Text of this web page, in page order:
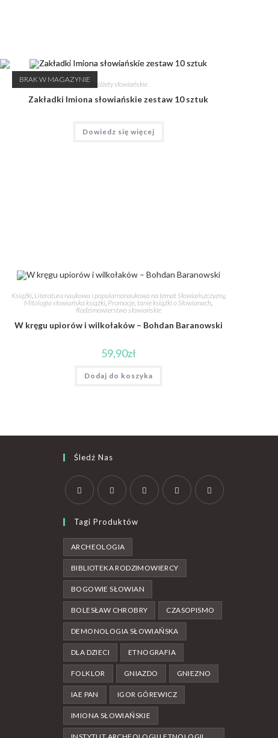
BRAK W MAGAZYNIE
Gadżety słowiańskie
Zakładki Imiona słowiańskie zestaw 10 sztuk
Dowiedz się więcej
Książki, Literatura naukowa i popularnonaukowa na temat Słowiańszczyzny,
Mitologia słowiańska książki Promocje, tanie książki o Słowianach
Rodzimowierstwo słowiańskie
W kręgu upiorów i wilkołaków – Bohdan Baranowski
59,90zł
Dodaj do koszyka
Śledź Nas
Tagi Produktów
ARCHEOLOGIA
BIBLIOTEKA RODZIMOWIERCY
BOGOWIE SŁOWIAN
BOLESŁAW CHROBRY CZASOPISMO
DEMONOLOGIA SŁOWIAŃSKA
DLA DZIECI ETNOGRAFIA
FOLKLOR GNIAZDO GNIEZNO
IAE PAN IGOR GÓREWICZ
IMIONA SŁOWIAŃSKIE